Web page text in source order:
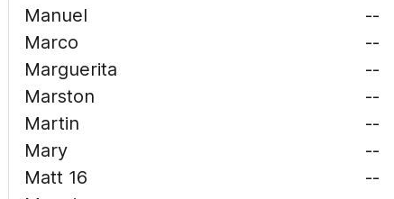
Manuel
--
Marco
--
Marguerita
--
Marston
--
Martin
--
Mary
--
Matt 16
--